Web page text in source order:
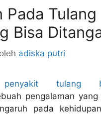
Pada Tulang
Bisa
oleh adiska putri
penyakit tulang
pengalaman yang
pada